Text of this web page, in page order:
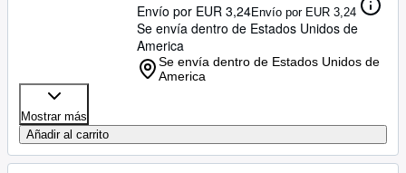
Envío por EUR 3,24Envío por EUR 3,24
Se envía dentro de Estados Unidos de
America
Se envía dentro de Estados Unidos de
America
Mostrar más
Añadir al carrito